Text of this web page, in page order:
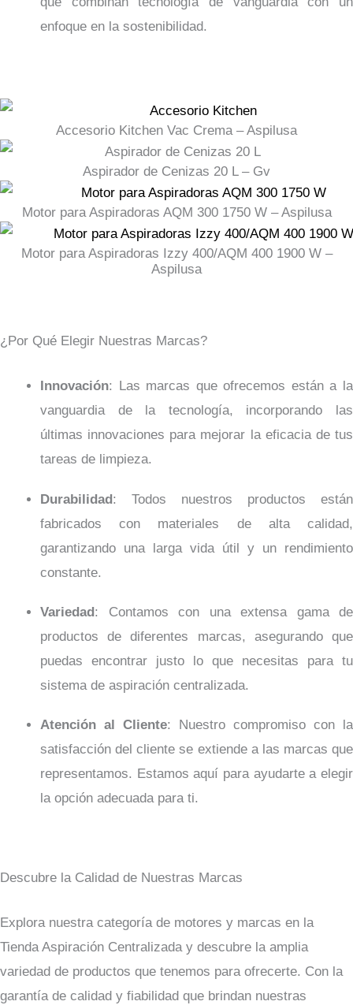
enfoque en la sostenibilidad.
Accesorio Kitchen Vac Crema – Aspilusa
Aspirador de Cenizas 20 L – Gv
Motor para Aspiradoras AQM 300 1750 W – Aspilusa
Motor para Aspiradoras Izzy 400/AQM 400 1900 W –
Aspilusa
¿Por Qué Elegir Nuestras Marcas?
Innovación: Las marcas que ofrecemos están a la
vanguardia de la tecnología, incorporando las
últimas innovaciones para mejorar la eficacia de tus
tareas de limpieza.
Durabilidad: Todos nuestros productos están
fabricados con materiales de alta calidad,
garantizando una larga vida útil y un rendimiento
constante.
Variedad: Contamos con una extensa gama de
productos de diferentes marcas, asegurando que
puedas encontrar justo lo que necesitas para tu
sistema de aspiración centralizada.
Atención al Cliente: Nuestro compromiso con la
satisfacción del cliente se extiende a las marcas que
representamos. Estamos aquí para ayudarte a elegir
la opción adecuada para ti.
Descubre la Calidad de Nuestras Marcas
Explora nuestra categoría de motores y marcas en la
Tienda Aspiración Centralizada y descubre la amplia
variedad de productos que tenemos para ofrecerte. Con la
garantía de calidad y fiabilidad que brindan nuestras